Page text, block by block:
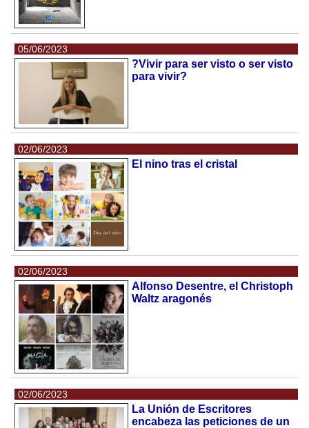
05/06/2023
?Vivir para ser visto o ser visto
para vivir?
02/06/2023
El nino tras el cristal
02/06/2023
Alfonso Desentre, el Christoph
Waltz aragonés
02/06/2023
La Unión de Escritores
encabeza las peticiones de un